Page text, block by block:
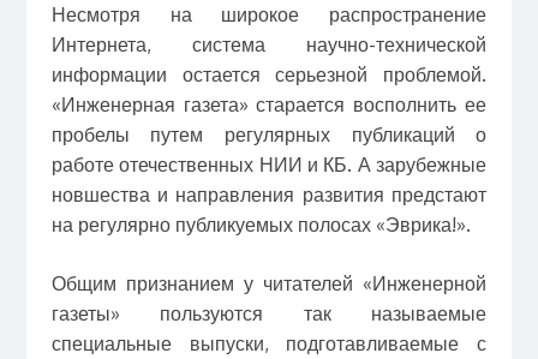
Несмотря на широкое распространение
Интернета, система научно-технической
информации остается серьезной проблемой.
«Инженерная газета» старается восполнить ее
пробелы путем регулярных публикаций о
работе отечественных НИИ и КБ. А зарубежные
новшества и направления развития предстают
на регулярно публикуемых полосах «Эврика!».
Общим признанием у читателей «Инженерной
газеты» пользуются так называемые
специальные выпуски, подготавливаемые с